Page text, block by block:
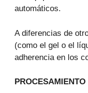
automáticos.
A diferencias de
(como el gel o el
adherencia en los
PROCESAMIENTO